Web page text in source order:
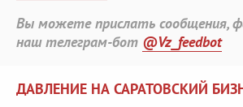
Вы можете прислать сообщения,
наш телеграм-бот @Vz_feedbot
ДАВЛЕНИЕ НА САРАТОВСКИЙ